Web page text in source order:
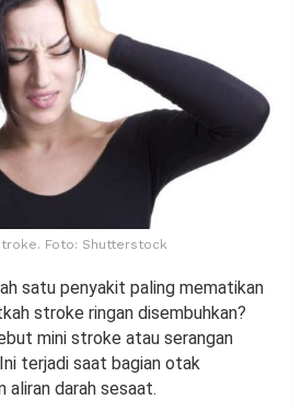
Foto: Shutterstock
satu penyakit paling mematikan
stroke ringan disembuhkan?
mini stroke atau serangan
terjadi saat bagian otak
aliran darah sesaat.